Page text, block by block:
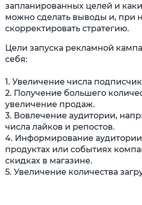
запланированных целей и
можно сделать выводы и, при
скорректировать стратегию.
Цели запуска рекламной
себя:
1. Увеличение числа
2. Получение большего
увеличение продаж.
3. Вовлечение аудитории,
числа лайков и репостов.
4. Информирование
продуктах или событиях
скидках в магазине.
5. Увеличение количества